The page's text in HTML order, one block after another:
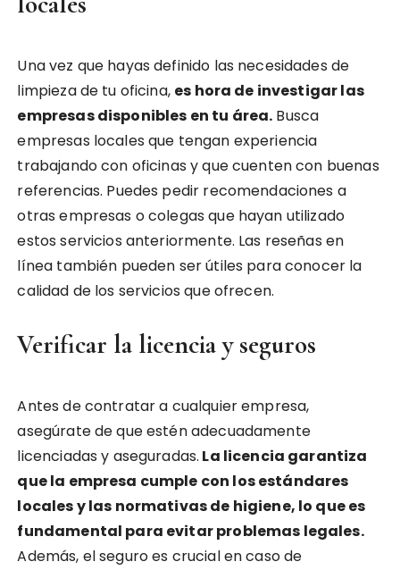
Una vez que hayas definido las necesidades de
limpieza de tu oficina, es hora de investigar las
empresas disponibles en tu área. Busca
empresas locales que tengan experiencia
trabajando con oficinas y que cuenten con buenas
referencias. Puedes pedir recomendaciones a
otras empresas o colegas que hayan utilizado
estos servicios anteriormente. Las reseñas en
línea también pueden ser útiles para conocer la
calidad de los servicios que ofrecen.
Verificar la licencia y seguros
Antes de contratar a cualquier empresa,
asegúrate de que estén adecuadamente
licenciadas y aseguradas. La licencia garantiza
que la empresa cumple con los estándares
locales y las normativas de higiene, lo que es
fundamental para evitar problemas legales.
Además, el seguro es crucial en caso de